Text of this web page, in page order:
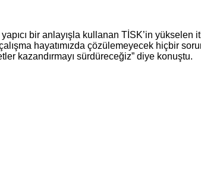
bir anlayışla kullanan TİSK’in
hayatımızda çözülemeyecek hiçbir
kazandırmayı sürdüreceğiz” diye konuştu.